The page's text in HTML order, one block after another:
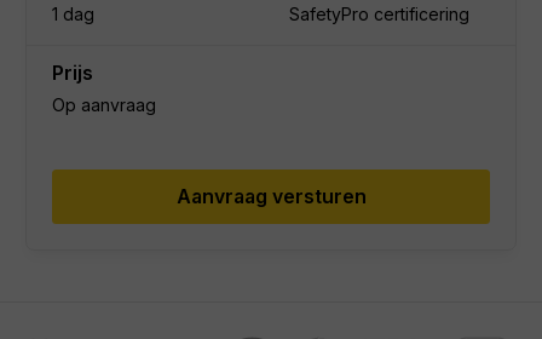
1 dag SafetyPro certificering
Prijs
Op aanvraag
Aanvraag versturen